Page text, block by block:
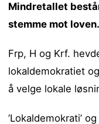
Mindretallet
stemme mot loven.
Frp, H og Krf.
lokaldemokratiet
å velge lokale
’Lokaldemokrati’